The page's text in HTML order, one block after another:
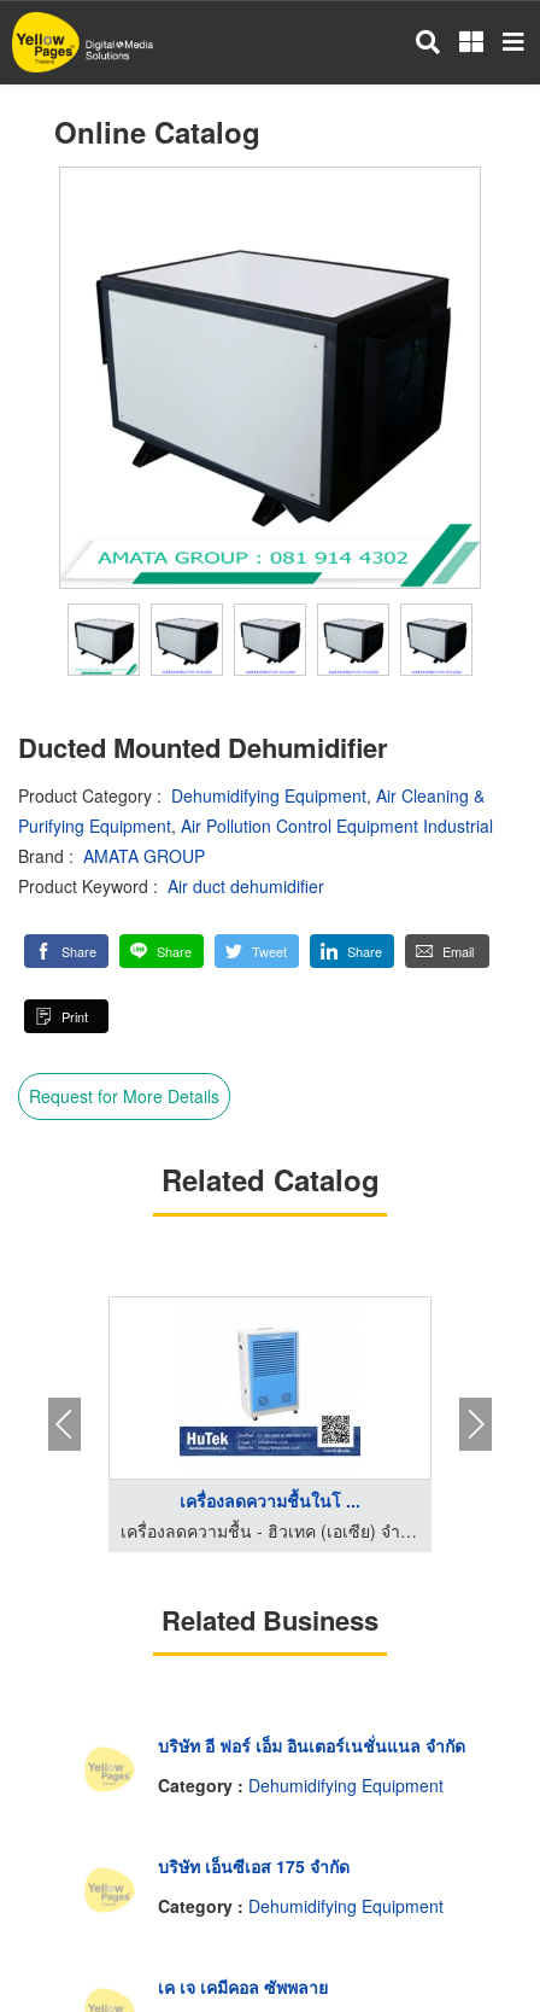
Skip
to
main
Online Catalog
Ducted Mounted Dehumidifier
Product Category : Dehumidifying Equipment, Air Cleaning &
Purifying Equipment, Air Pollution Control Equipment Industrial
Brand : AMATA GROUP
Product Keyword : Air duct dehumidifier
Share Share Tweet Share Email
Print
Request for More Details
Related Catalog
เครื่องลดความชื้นในโ ...
เครื่องลดความชื้น - ฮิวเทค (เอเซีย) จำกัด
Related Business
บริษัท อี ฟอร์ เอ็ม อินเตอร์เนชั่นแนล จำกัด
Category : Dehumidifying Equipment
บริษัท เอ็นซีเอส 175 จำกัด
Category : Dehumidifying Equipment
เค เจ เคมีคอล ซัพพลาย